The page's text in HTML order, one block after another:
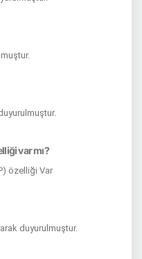
var mı?
özelliği Var
duyurulmuştur.